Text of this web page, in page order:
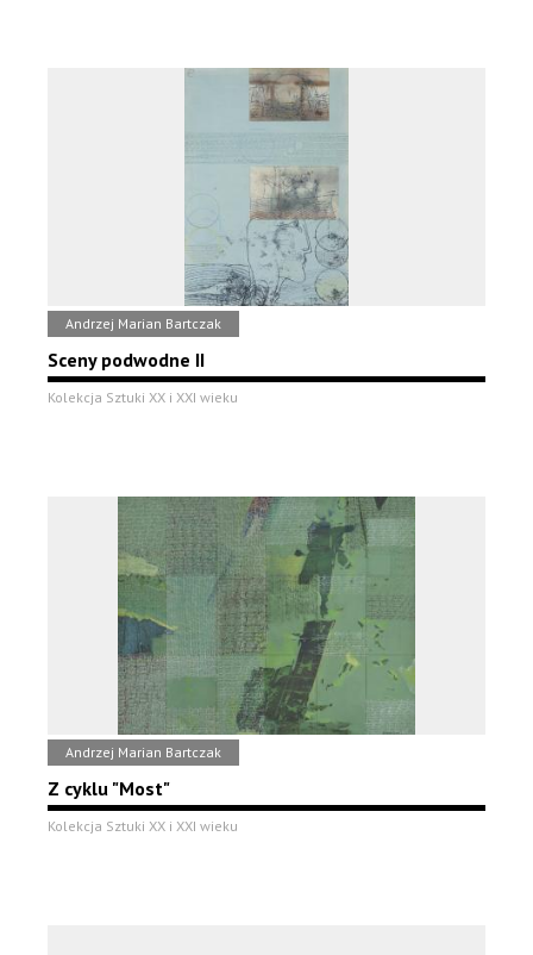
Andrzej Marian Bartczak
Sceny podwodne II
Kolekcja Sztuki XX i XXI wieku
Andrzej Marian Bartczak
Z cyklu "Most"
Kolekcja Sztuki XX i XXI wieku